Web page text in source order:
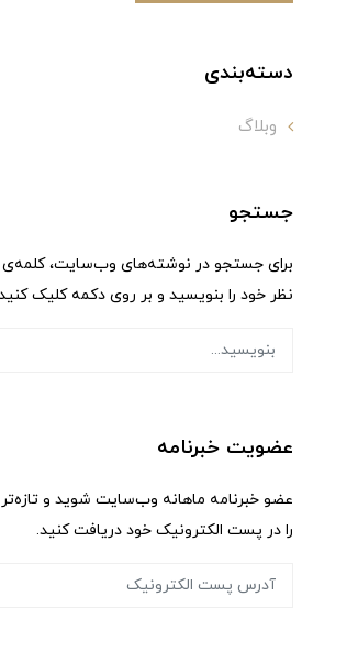
دسته‌بندی
وبلاگ
جستجو
برای جستجو در نوشته‌های وب‌سایت، کلمه‌ی
نظر خود را بنویسید و بر روی دکمه کلیک
عضویت خبرنامه
عضو خبرنامه ماهانه وب‌سایت شوید و
را در پست الکترونیک خود دریافت کنید.